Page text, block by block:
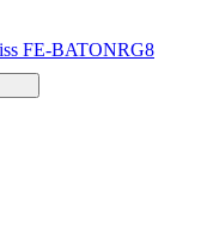
FE-BATONRG8